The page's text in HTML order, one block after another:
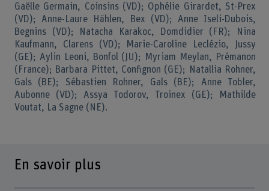
Gaëlle Germain, Coinsins (VD); Ophélie Girardet, St-Prex
(VD); Anne-Laure Hählen, Bex (VD); Anne Iseli-Dubois,
Begnins (VD); Natacha Karakoc, Domdidier (FR); Nina
Kaufmann, Clarens (VD); Marie-Caroline Leclézio, Jussy
(GE); Aylin Leoni, Bonfol (JU); Myriam Meylan, Prémanon
(France); Barbara Pittet, Confignon (GE); Natallia Rohner,
Gals (BE); Sébastien Rohner, Gals (BE); Anne Tobler,
Aubonne (VD); Assya Todorov, Troinex (GE); Mathilde
Voutat, La Sagne (NE).
En savoir plus